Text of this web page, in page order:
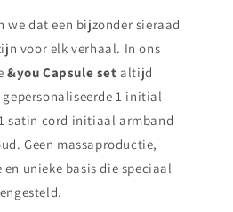
we dat een bijzonder sieraad
voor elk verhaal. In ons
&you Capsule set altijd
1 initial
satin cord initiaal armband
Geen massaproductie,
en unieke basis die speciaal